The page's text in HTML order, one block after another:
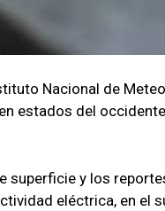
Nacional de
estados del
superficie y los
eléctrica, en el